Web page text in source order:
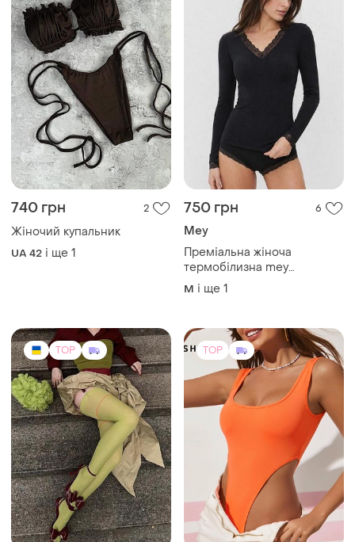
740 грн 2
Жіночий купальник
UA 42 і ще 1
750 грн 6
Mey
Преміальна жіноча
термобілизна mey
безшовна з шовкової вовни
m l
M і ще 1
TOP TOP